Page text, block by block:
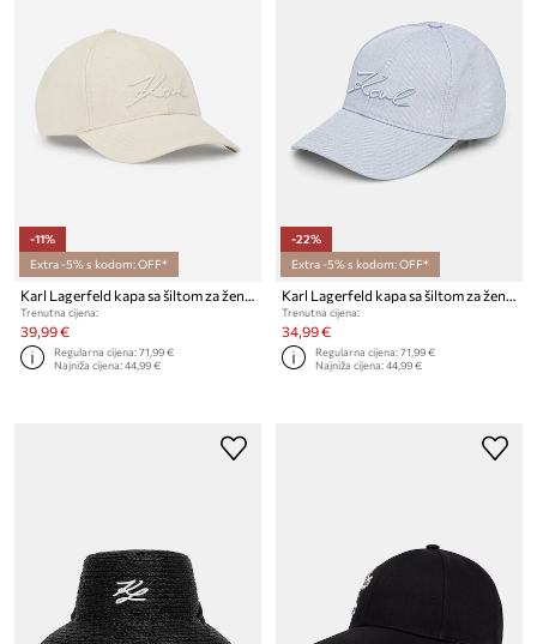
-11%
Extra -5% s kodom: OFF*
Trenutna cijena:
39,99 €
Regularna cijena:71,99 €
Najniža cijena:44,99 €
-22%
Extra -5% s kodom: OFF*
Trenutna cijena:
34,99 €
Regularna cijena:71,99 €
Najniža cijena:44,99 €